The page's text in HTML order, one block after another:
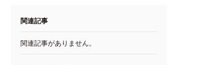
関連記事
関連記事がありません。